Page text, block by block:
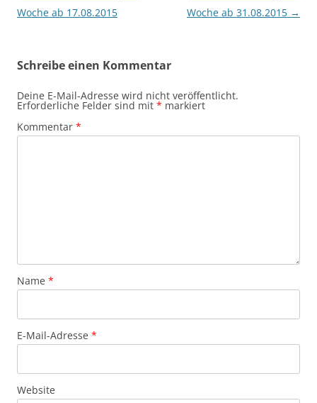
Woche ab 17.08.2015
Woche ab 31.08.2015 →
Schreibe einen Kommentar
Deine E-Mail-Adresse wird nicht veröffentlicht.
Erforderliche Felder sind mit * markiert
Kommentar *
Name *
E-Mail-Adresse *
Website